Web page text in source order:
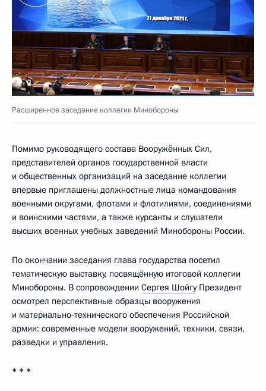
Расширенное заседание коллегии Минобороны
Помимо руководящего состава Вооружённых Сил,
представителей органов государственной власти
и общественных организаций на заседание коллегии
впервые приглашены должностные лица командования
военными округами, флотами и флотилиями, соединениями
и воинскими частями, а также курсанты и слушатели
высших военных учебных заведений Минобороны России.
По окончании заседания глава государства посетил
тематическую выставку, посвящённую итоговой коллегии
Минобороны. В сопровождении Сергея ШойгуПрезидент
осмотрел перспективные образцы вооружения
и материально-технического обеспечения Российской
армии: современные модели вооружений, техники, связи,
разведки и управления.
* * *